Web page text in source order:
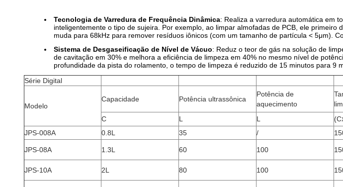
Tecnologia de Varredura de Frequência Dinâmica: Realiza a varredura automática em
inteligentemente o tipo de sujeira. Por exemplo, ao limpar almofadas de PCB, ele
muda para 68kHz para remover resíduos iônicos (com um tamanho de partícula < 5μm).
Sistema de Desgaseificação de Nível de Vácuo: Reduz o teor de gás na solução de
de cavitação em 30% e melhora a eficiência de limpeza em 40% no mesmo nível de
profundidade da pista do rolamento, o tempo de limpeza é reduzido de 15 minutos para 9
Série Digital
Modelo
Capacidade Potência ultrassônica
Potência de
aquecimento
C
L L
JPS-008A
0.8L 35 /
JPS-08A 1.3L 60 100
JPS-10A
2L 80 100